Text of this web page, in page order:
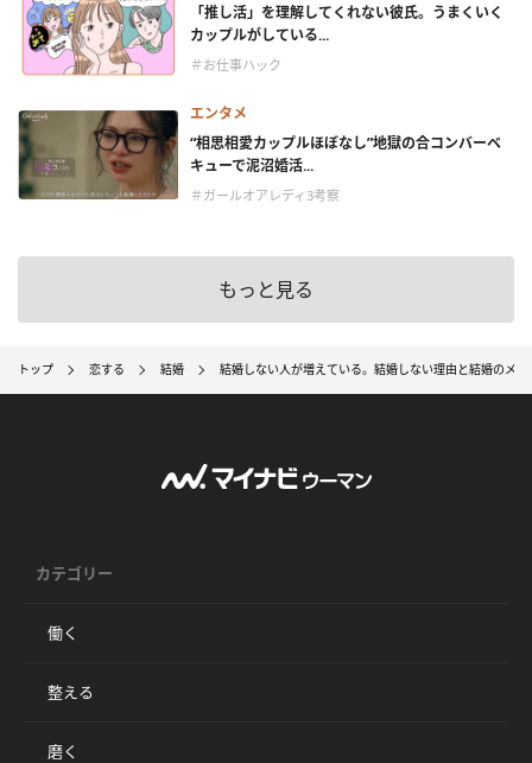
「推し活」を理解してくれない彼氏。うまくいく
カップルがしている...
＃お仕事ハック
エンタメ
“相思相愛カップルほぼなし”地獄の合コンバーベ
キューで泥沼婚活...
＃ガールオアレディ3考察
もっと見る
トップ 恋する 結婚 結婚しない人が増えている。結婚しない理由と結婚のメ
カテゴリー
働く
整える
磨く